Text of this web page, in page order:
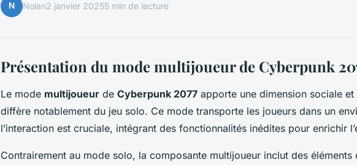
N Nolan2 janvier 20255 min de lecture
Présentation du mode multijoueur de Cyberpunk
Le mode multijoueur de Cyberpunk 2077 apporte une dimension sociale
diffère notablement du jeu solo. Ce mode transporte les joueurs dans un
l’interaction est cruciale, intégrant des fonctionnalités inédites pour enrichir
Contrairement au mode solo, la composante multijoueur inclut des éléments